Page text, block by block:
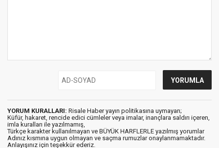
YORUM KURALLARI: Risale Haber yayın politikasına uymayan;
Küfür, hakaret, rencide edici cümleler veya imalar, inançlara saldırı içeren,
imla kuralları ile yazılmamış,
Türkçe karakter kullanılmayan ve BÜYÜK HARFLERLE yazılmış yorumlar
Adınız kısmına uygun olmayan ve saçma rumuzlar onaylanmamaktadır.
Anlayışınız için teşekkür ederiz.